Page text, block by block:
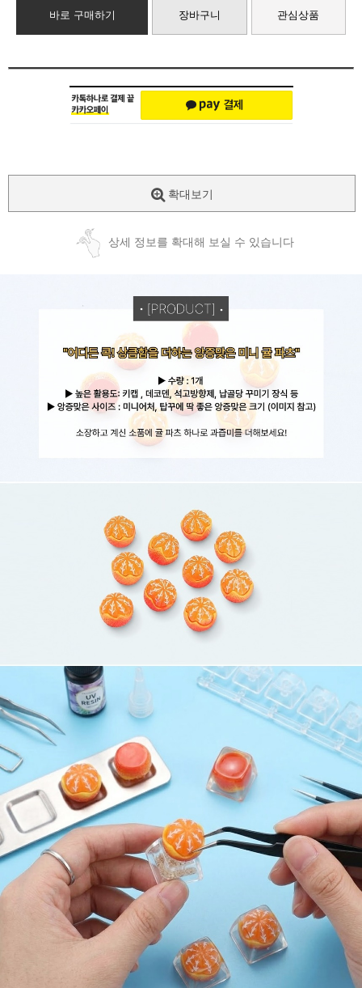
바로 구매하기 장바구니 관심상품
확대보기
상세 정보를 확대해 보실 수 있습니다